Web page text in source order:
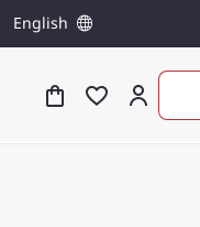
English